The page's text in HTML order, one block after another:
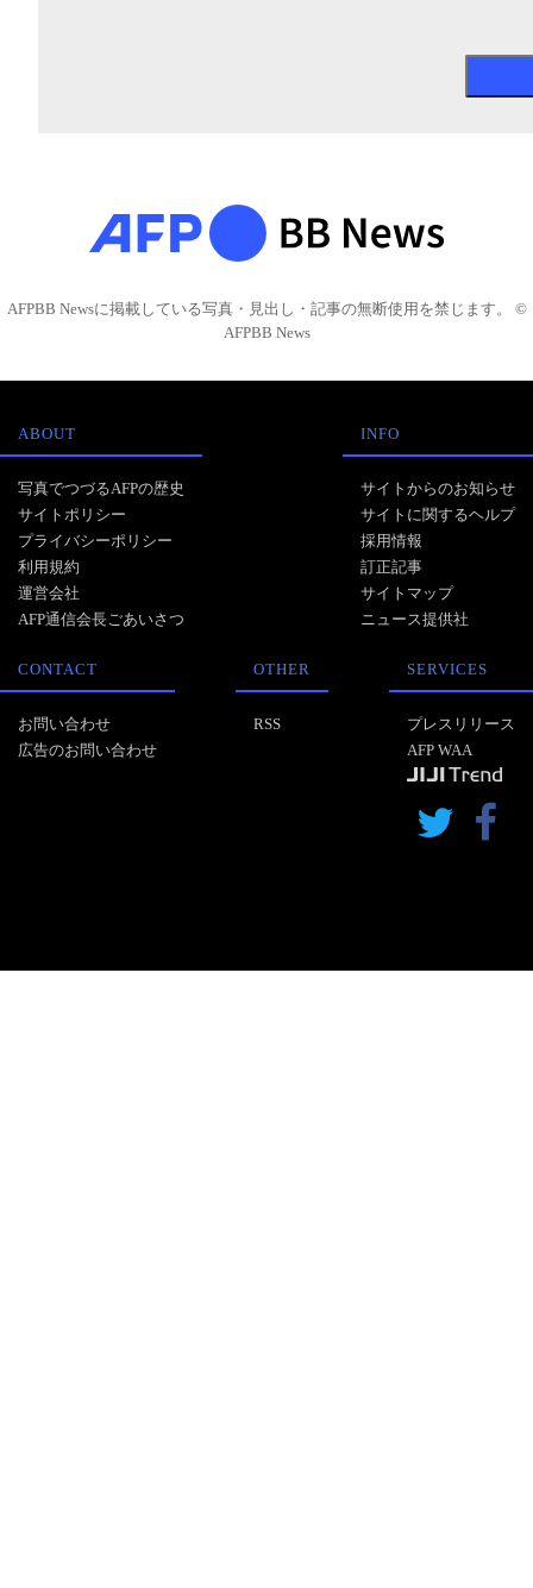
AFPBB Newsに掲載している写真・見出し・記事の無断使用を禁じます。 ©
AFPBB News
ABOUT
写真でつづるAFPの歴史
サイトポリシー
プライバシーポリシー
利用規約
運営会社
AFP通信会長ごあいさつ
INFO
サイトからのお知らせ
サイトに関するヘルプ
採用情報
訂正記事
サイトマップ
ニュース提供社
CONTACT
お問い合わせ
広告のお問い合わせ
OTHER
RSS
SERVICES
プレスリリース
AFP WAA